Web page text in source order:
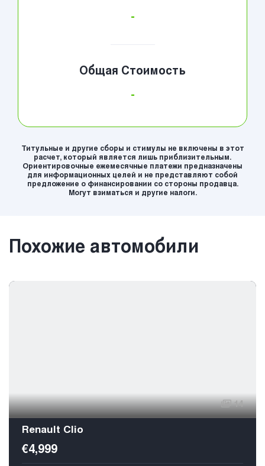
-
Общая Стоимость
-
Титульные и другие сборы и стимулы не включены в этот
расчет, который является лишь приблизительным.
Ориентировочные ежемесячные платежи предназначены
для информационных целей и не представляют собой
предложение о финансировании со стороны продавца.
Могут взиматься и другие налоги.
Похожие автомобили
14
Renault Clio
€4,999